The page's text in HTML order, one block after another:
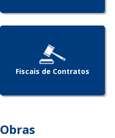
Fiscais de Contratos
Obras